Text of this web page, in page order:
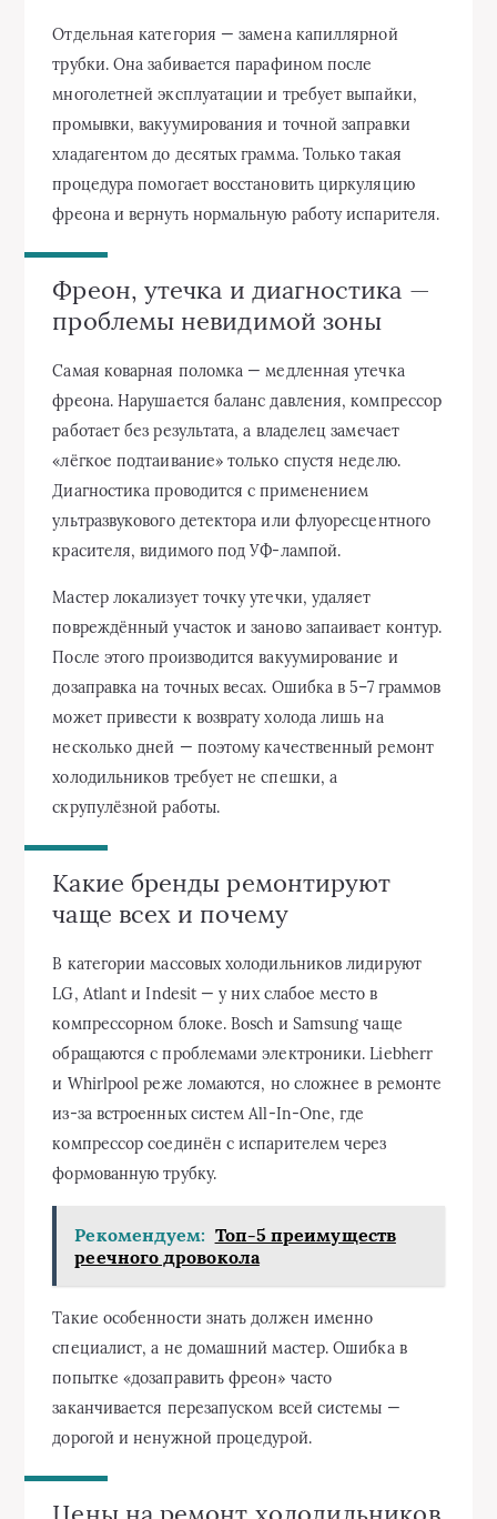
Отдельная категория — замена капиллярной
трубки. Она забивается парафином после
многолетней эксплуатации и требует выпайки,
промывки, вакуумирования и точной заправки
хладагентом до десятых грамма. Только такая
процедура помогает восстановить циркуляцию
фреона и вернуть нормальную работу испарителя.
Фреон, утечка и диагностика —
проблемы невидимой зоны
Самая коварная поломка — медленная утечка
фреона. Нарушается баланс давления, компрессор
работает без результата, а владелец замечает
«лёгкое подтаивание» только спустя неделю.
Диагностика проводится с применением
ультразвукового детектора или флуоресцентного
красителя, видимого под УФ‑лампой.
Мастер локализует точку утечки, удаляет
повреждённый участок и заново запаивает контур.
После этого производится вакуумирование и
дозаправка на точных весах. Ошибка в 5–7 граммов
может привести к возврату холода лишь на
несколько дней — поэтому качественный ремонт
холодильников требует не спешки, а
скрупулёзной работы.
Какие бренды ремонтируют
чаще всех и почему
В категории массовых холодильников лидируют
LG, Atlant и Indesit — у них слабое место в
компрессорном блоке. Bosch и Samsung чаще
обращаются с проблемами электроники. Liebherr
и Whirlpool реже ломаются, но сложнее в ремонте
из‑за встроенных систем All‑In-One, где
компрессор соединён с испарителем через
формованную трубку.
Рекомендуем: Топ-5 преимуществ
реечного дровокола
Такие особенности знать должен именно
специалист, а не домашний мастер. Ошибка в
попытке «дозаправить фреон» часто
заканчивается перезапуском всей системы —
дорогой и ненужной процедурой.